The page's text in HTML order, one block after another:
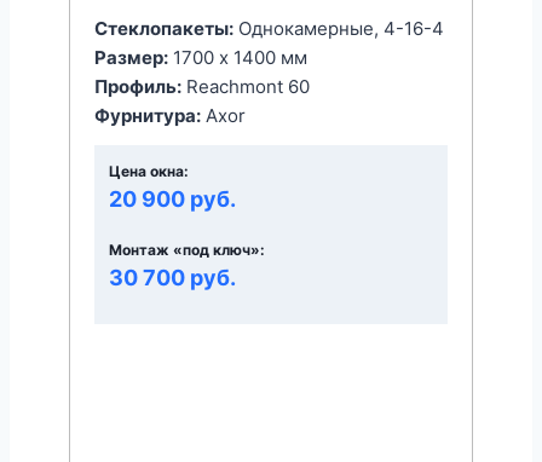
Стеклопакеты: Однокамерные, 4-16-4
Размер: 1700 x 1400 мм
Профиль: Reachmont 60
Фурнитура: Axor
Цена окна:
20 900 руб.
Монтаж «под ключ»:
30 700 руб.